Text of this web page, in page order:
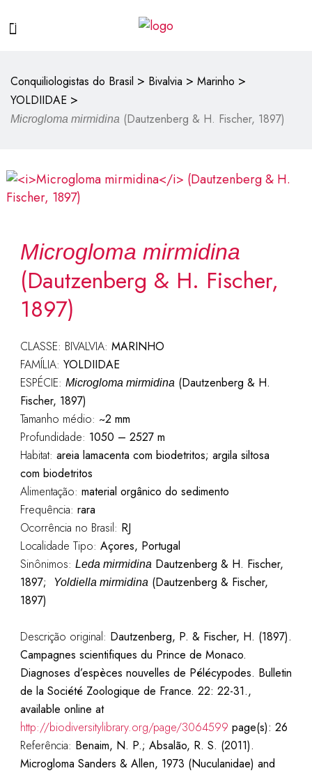
Conquiliologistas do Brasil > Bivalvia > Marinho >
YOLDIIDAE >
Microgloma mirmidina (Dautzenberg & H. Fischer, 1897)
Microgloma mirmidina
(Dautzenberg & H. Fischer,
1897)
CLASSE: BIVALVIA: MARINHO
FAMÍLIA: YOLDIIDAE
ESPÉCIE: Microgloma mirmidina(Dautzenberg & H.
Fischer, 1897)
Tamanho médio: ~2 mm
Profundidade: 1050 – 2527 m
Habitat: areia lamacenta com biodetritos; argila siltosa
com biodetritos
Alimentação: material orgânico do sedimento
Frequência: rara
Ocorrência no Brasil: RJ
Localidade Tipo: Açores, Portugal
Sinônimos: Leda mirmidinaDautzenberg & H. Fischer,
1897;
Yoldiella mirmidina(Dautzenberg & Fischer,
1897)
Descrição original: Dautzenberg, P. & Fischer, H. (1897).
Campagnes scientifiques du Prince de Monaco.
Diagnoses d’espèces nouvelles de Pélécypodes. Bulletin
de la Société Zoologique de France. 22: 22-31.,
available online at
http://biodiversitylibrary.org/page/3064599 page(s): 26
Referência: Benaim, N. P.; Absalão, R. S. (2011).
Microgloma Sanders & Allen, 1973 (Nuculanidae) and